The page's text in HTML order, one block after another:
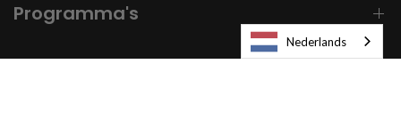
Programma's
Nederlands